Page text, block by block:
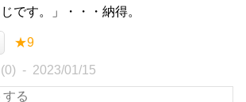
です。」・・・納得。
★9
2023/01/15